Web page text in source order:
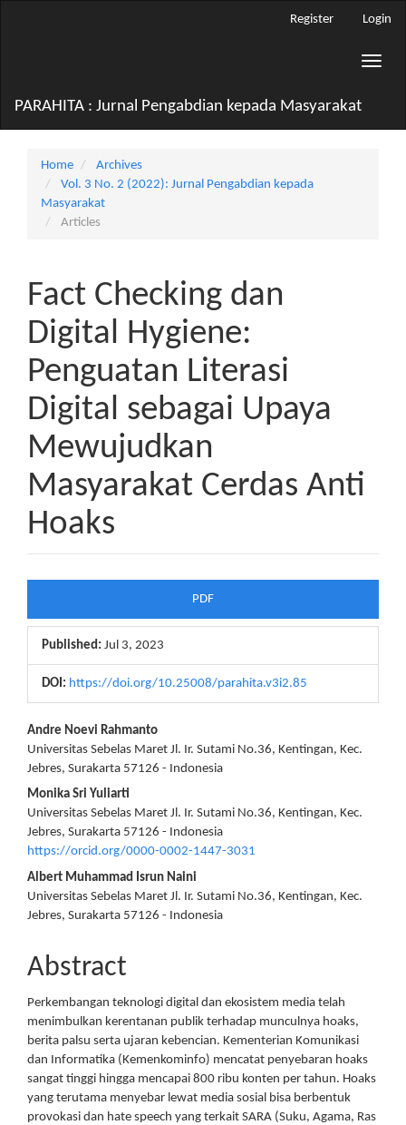
Register Login
Toggle
PARAHITA : Jurnal Pengabdian kepada Masyarakat
Home
Archives
Vol. 3 No. 2 (2022): Jurnal Pengabdian kepada
Masyarakat
Articles
Fact Checking dan
Digital Hygiene:
Penguatan Literasi
Digital sebagai Upaya
Mewujudkan
Masyarakat Cerdas Anti
Hoaks
Sidebar
PDF
Published: Jul 3, 2023
DOI: https://doi.org/10.25008/parahita.v3i2.85
Main
Article
Content
Andre Noevi Rahmanto
Universitas Sebelas Maret Jl. Ir. Sutami No.36, Kentingan, Kec.
Jebres, Surakarta 57126 - Indonesia
Monika Sri Yuliarti
Universitas Sebelas Maret Jl. Ir. Sutami No.36, Kentingan, Kec.
Jebres, Surakarta 57126 - Indonesia
https://orcid.org/0000-0002-1447-3031
Albert Muhammad Isrun Naini
Universitas Sebelas Maret Jl. Ir. Sutami No.36, Kentingan, Kec.
Jebres, Surakarta 57126 - Indonesia
Abstract
Perkembangan teknologi digital dan ekosistem media telah
menimbulkan kerentanan publik terhadap munculnya hoaks,
berita palsu serta ujaran kebencian. Kementerian Komunikasi
dan Informatika (Kemenkominfo) mencatat penyebaran hoaks
sangat tinggi hingga mencapai 800 ribu konten per tahun. Hoaks
yang terutama menyebar lewat media sosial bisa berbentuk
provokasi dan hate speech yang terkait SARA (Suku, Agama, Ras